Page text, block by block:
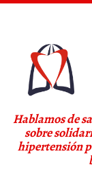
Hablamos de
sobre
hipertensión